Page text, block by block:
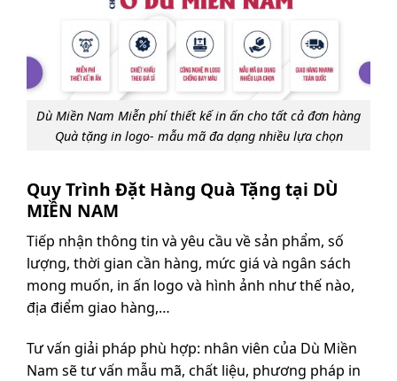
Dù Miền Nam Miễn phí thiết kế in ấn cho tất cả đơn hàng
Quà tặng in logo- mẫu mã đa dạng nhiều lựa chọn
Quy Trình Đặt Hàng Quà Tặng tại DÙ
MIỀN NAM
Tiếp nhận thông tin và yêu cầu về sản phẩm, số
lượng, thời gian cần hàng, mức giá và ngân sách
mong muốn, in ấn logo và hình ảnh như thế nào,
địa điểm giao hàng,…
Tư vấn giải pháp phù hợp: nhân viên của Dù Miền
Nam sẽ tư vấn mẫu mã, chất liệu, phương pháp in